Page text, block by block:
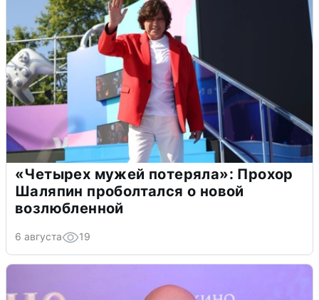
«Четырех мужей потеряла»: Прохор
Шаляпин проболтался о новой
возлюбленной
6 августа 19